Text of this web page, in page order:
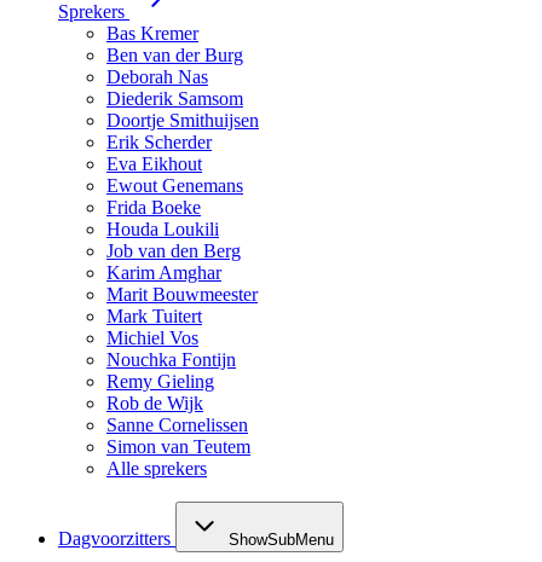
Sprekers
Bas Kremer
Ben van der Burg
Deborah Nas
Diederik Samsom
Doortje Smithuijsen
Erik Scherder
Eva Eikhout
Ewout Genemans
Frida Boeke
Houda Loukili
Job van den Berg
Karim Amghar
Marit Bouwmeester
Mark Tuitert
Michiel Vos
Nouchka Fontijn
Remy Gieling
Rob de Wijk
Sanne Cornelissen
Simon van Teutem
Alle sprekers
Dagvoorzitters ShowSubMenu